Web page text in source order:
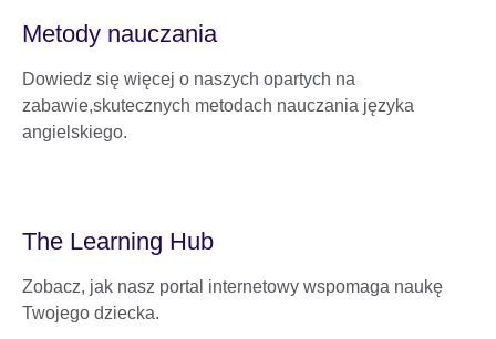
Metody nauczania
Dowiedz się więcej o naszych opartych na
zabawie,skutecznych metodach nauczania języka
angielskiego.
The Learning Hub
Zobacz, jak nasz portal internetowy wspomaga naukę
Twojego dziecka.